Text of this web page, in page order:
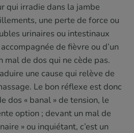
qui irradie dans la jambe
une perte de force ou
urinaires ou intestinaux
de fièvre ou d’un
mal de dos qui ne cède pas.
une cause qui relève de
Le bon réflexe est donc
dos « banal » de tension, le
option ; devant un mal de
» ou inquiétant, c’est un